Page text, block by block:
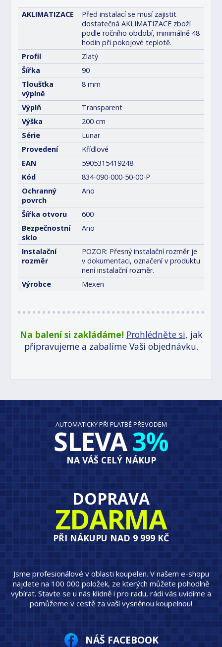
AKLIMATIZACE
Před instalací se musí zajistit
dostatečná AKLIMATIZACE zboží
podle ročního období, minimálně 48
hodin při pokojové teplotě.
Profil
Zlatý
Šířka
90
Tloušťka
výplně
8 mm
Výplň
Transparent
Výška
200 cm
Série
Lunar
Provedení
Křídlové
EAN
5905315419248
Kód
834-090-000-50-00-P
Ochranný
povrch
Ano
Šířka otvoru
600
Bezpečnostní
sklo
Ano
Instalační
rozměr
POZOR: Přesný instalační rozměr je
v dokumentaci, označení v produktu
není instalační rozměr.
Výrobce
Mexen
Na balení si zakládáme! Prohlédněte si, jak
připravujeme a zabalíme Vaši objednávku.
AUTOMATICKY PŘI PLATBĚ PŘEVODEM
SLEVA3%
NA VÁŠ CELÝ NÁKUP
DOPRAVA
ZDARMA
PŘI NÁKUPU NAD 9 999 KČ
Jsme profesionálové v oblasti koupelen. V našem e-shopu
najdete na 100 000 položek, ze kterých můžete pohodlně
vybírat. Stavte se u nás klidně i pro radu, rádi vás uvidíme a
pomůžeme v cestě za vaší vysněnou koupelnou!
NÁŠ FACEBOOK